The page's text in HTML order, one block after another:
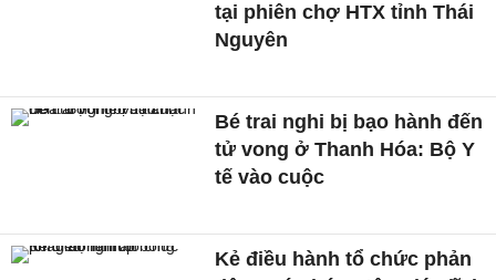
tại phiên chợ HTX tỉnh Thái
Nguyên
Bé trai nghi bị bạo hành đến
tử vong ở Thanh Hóa: Bộ Y
tế vào cuộc
Kẻ điều hành tổ chức phản